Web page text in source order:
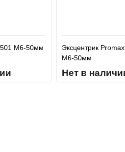
501 М6-50мм
Эксцентрик
M6-50мм
Нет в